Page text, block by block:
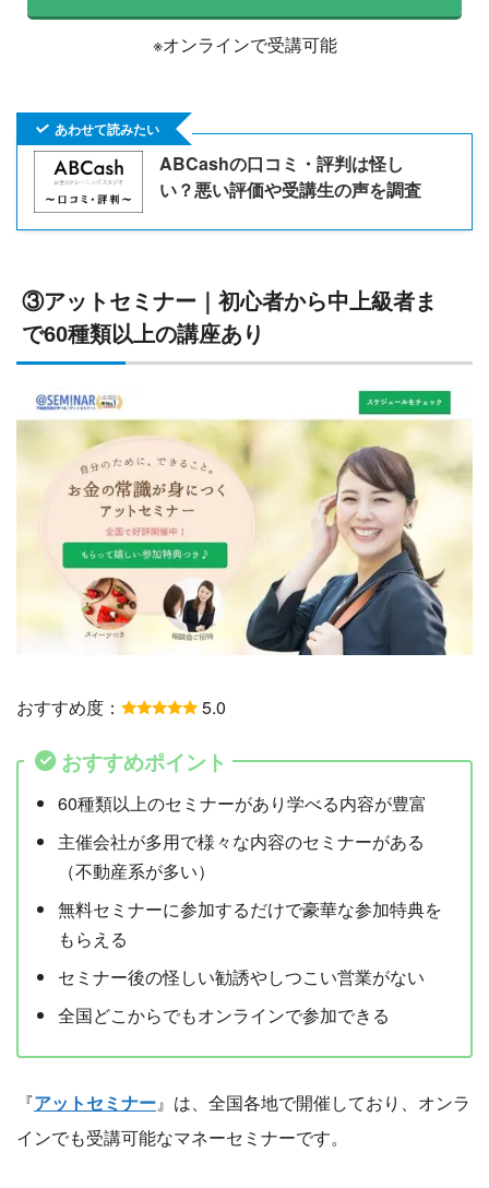
※オンラインで受講可能
あわせて読みたい
ABCashの口コミ・評判は怪し
い？悪い評価や受講生の声を調査
③アットセミナー｜初心者から中上級者ま
で60種類以上の講座あり
おすすめ度： 5.0
おすすめポイント
60種類以上のセミナーがあり学べる内容が豊富
主催会社が多用で様々な内容のセミナーがある
（不動産系が多い）
無料セミナーに参加するだけで豪華な参加特典を
もらえる
セミナー後の怪しい勧誘やしつこい営業がない
全国どこからでもオンラインで参加できる
『アットセミナー』は、全国各地で開催しており、オンラ
インでも受講可能なマネーセミナーです。